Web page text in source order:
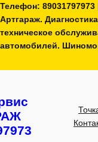
Телефон:
Артгараж.
техническое
автомобилей.